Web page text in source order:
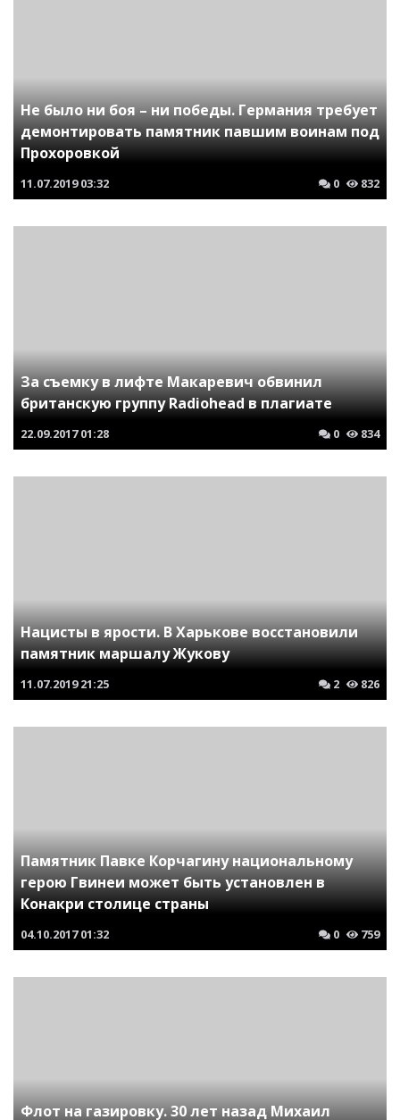
Не было ни боя – ни победы. Германия требует
демонтировать памятник павшим воинам под
Прохоровкой
11.07.2019 03:32 0 832
За съемку в лифте Макаревич обвинил
британскую группу Radiohead в плагиате
22.09.2017 01:28 0 834
Нацисты в ярости. В Харькове восстановили
памятник маршалу Жукову
11.07.2019 21:25 2 826
Памятник Павке Корчагину национальному
герою Гвинеи может быть установлен в
Конакри столице страны
04.10.2017 01:32 0 759
Флот на газировку. 30 лет назад Михаил